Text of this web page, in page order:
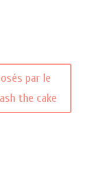
par le
the cake